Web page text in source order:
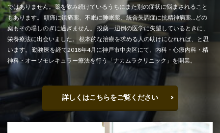
ではありません。薬を飲み続けているうちにまた別の症状に悩まされること
もあります。 頭痛に鎮痛薬、不眠に睡眠薬、統合失調症に抗精神病薬…どの
薬もその場しのぎに過ぎません。 投薬一辺倒の医学に失望しているときに、
栄養療法に出会いました。 根本的な治療を求める人の助けになれれば、と思
います。 勤務医を経て2018年4月に神戸市中央区にて、内科・心療内科・精
神科・オーソモレキュラー療法を行う「ナカムラクリニック」を開業。
詳しくはこちらをご覧ください